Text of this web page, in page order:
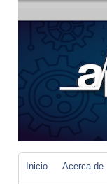
Inicio Acerca de